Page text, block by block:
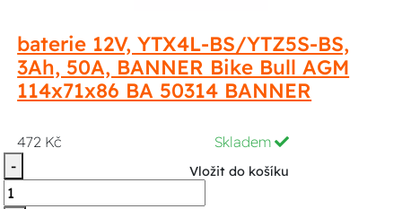
baterie 12V, YTX4L-BS/YTZ5S-BS,
3Ah, 50A, BANNER Bike Bull AGM
114x71x86 BA 50314 BANNER
472 Kč
Skladem
-
Vložit do košíku